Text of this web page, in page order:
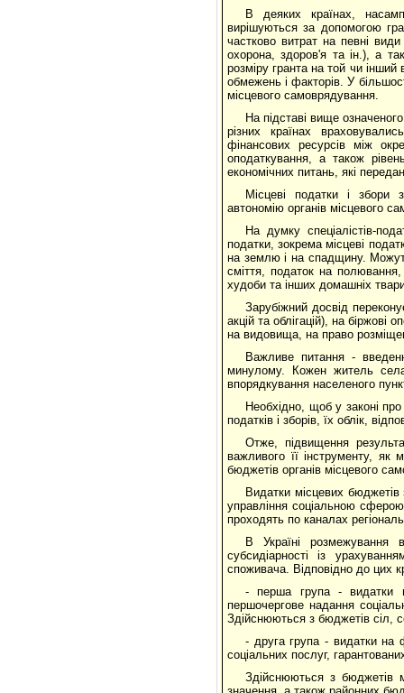
В деяких країнах,
вирішуються за допомогою
частково витрат на певні
охорона, здоров'я та ін.), а
розміру гранта на той чи
обмежень і факторів. У
місцевого самоврядування.
На підставі вище
різних країнах
фінансових ресурсів між
оподаткування, а також
економічних питань, які
Місцеві податки і збори
автономію органів місцевого
На думку спеціалістів-
податки, зокрема місцеві
на землю і на спадщину.
сміття, податок на
худоби та інших домашніх
Зарубіжний досвід
акцій та облігацій), на біржові
на видовища, на право
Важливе питання -
минулому. Кожен житель
впорядкування населеного
Необхідно, щоб у законі
податків і зборів, їх облік,
Отже, підвищення
важливого її інструменту, як
бюджетів органів місцевого
Видатки місцевих
управління соціальною
проходять по каналах
В Україні розмежування
субсидіарності із
споживача. Відповідно до цих
- перша група - видатки
першочергове надання
Здійснюються з бюджетів сіл,
- друга група - видатки на
соціальних послуг,
Здійснюються з бюджетів